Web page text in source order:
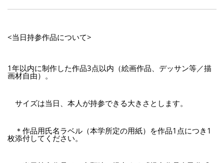
<当日持参作品について>
1年以内に制作した作品3点以内（絵画作品、デッサン等／描
画材自由）。
サイズは当日、本人が持参できる大きさとします。
＊作品用氏名ラベル（本学所定の用紙）を作品1点につき1
枚添付してください。